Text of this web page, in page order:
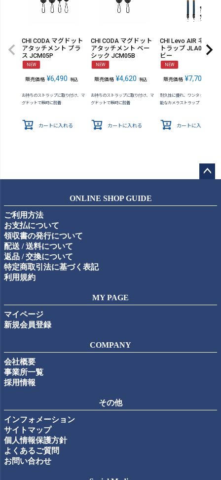
CHI CODA マグドット
アタッチメント プラ
ス JCM05P
NEW
販売価格 ¥6,490 税込
お持ちのストラップに取り付け、マ
グドットで瞬時に脱着
カートに入れる
CHI CODA マグドット
アタッチメント ベー
シック JCM05B
NEW
販売価格 ¥4,620 税込
お持ちのストラップに取り付け、マ
グドットで瞬時に脱着
カートに入れる
CHI Levo AIR ネック
トラップ JLA01N ネ
ビー
NEW
販売価格 ¥7,700
耐久性に優れ、ワンタッチで着脱
能なカメラストラップ
カートに入れる
ップ
ONLINE SHOP GUIDE
ご利用方法
お支払について
領収書の発行について
配送 / 送料について
返品 / 交換について
特定商取引法に基づく表記
利用規約
MY PAGE
マイページ
新規会員登録
COMPANY
会社概要
事業所一覧
採用情報
その他
インフォメーション
サイトマップ
個人情報保護方針
よくあるご質問
お問い合わせ